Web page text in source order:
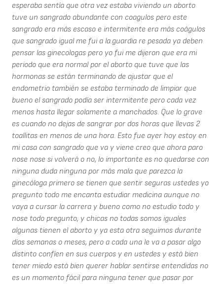
esperaba sentía que otra vez estaba viviendo un aborto
tuve un sangrado abundante con coagulos pero este
sangrado era más escaso e intermitente era más coágulos
que sangrado igual me fui a la.guardia re pesada ya deben
pensar las ginecologas pero yo fui me dijeron que era mi
periodo que era normal por el aborto que tuve que las
hormonas se están terminando de ajustar que el
endometrio también se estaba terminado de limpiar que
bueno el sangrado podía ser intermitente pero cada vez
menos hasta llegar solamente a manchados. Que lo grave
es cuando no dejas de sangrar por dos horas que llevas 2
toallitas en menos de una hora. Esto fue ayer hoy estoy en
mi casa con sangrado que va y viene creo que ahora paro
nose nose si volverá o no, lo importante es no quedarse con
ninguna duda ninguna por más mala que parezca la
ginecóloga primero se tienen que sentir seguras ustedes yo
pregunto todo me encanta estudiar medicina aunque no
vaya a cursar la carrera y bueno como no estudio todo y
nose todo pregunto, y chicas no todas somos iguales
algunas tienen el aborto y ya esta otra seguimos durante
días semanas o meses, pero a cada una le va a pasar algo
distinto confíen en sus cuerpos y en ustedes y está bien
tener miedo está bien querer hablar sentirse entendidas no
es un momento fácil para ninguna tener que pasar por